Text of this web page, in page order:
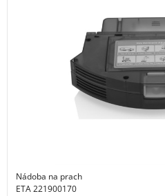
Nádoba na prach
ETA 221900170